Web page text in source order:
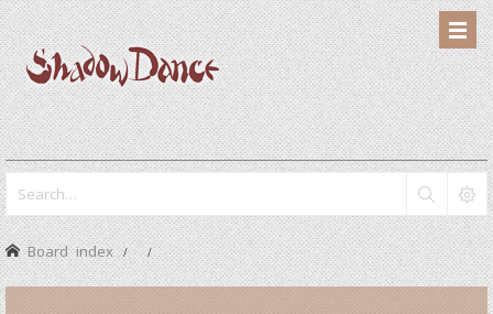
Board index